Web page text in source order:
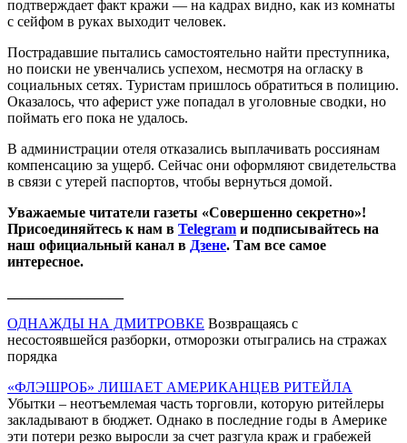
подтверждает факт кражи — на кадрах видно, как из комнаты
с сейфом в руках выходит человек.
Пострадавшие пытались самостоятельно найти преступника,
но поиски не увенчались успехом, несмотря на огласку в
социальных сетях. Туристам пришлось обратиться в полицию.
Оказалось, что аферист уже попадал в уголовные сводки, но
поймать его пока не удалось.
В администрации отеля отказались выплачивать россиянам
компенсацию за ущерб. Сейчас они оформляют свидетельства
в связи с утерей паспортов, чтобы вернуться домой.
Уважаемые читатели газеты «Совершенно секретно»!
Присоединяйтесь к нам в Telegram и подписывайтесь на
наш официальный канал в Дзене. Там все самое
интересное.
ОДНАЖДЫ НА ДМИТРОВКЕ Возвращаясь с
несостоявшейся разборки, отморозки отыгрались на стражах
порядка
«ФЛЭШРОБ» ЛИШАЕТ АМЕРИКАНЦЕВ РИТЕЙЛА
Убытки – неотъемлемая часть торговли, которую ритейлеры
закладывают в бюджет. Однако в последние годы в Америке
эти потери резко выросли за счет разгула краж и грабежей